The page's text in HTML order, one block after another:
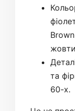
та
60-х.